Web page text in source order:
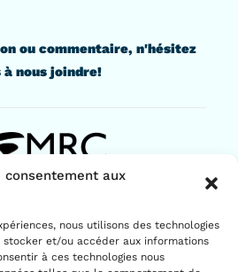
consentement aux
nous utilisons des technologies
et/ou accéder aux informations
à ces technologies nous
ou commentaire, n'hésitez
à nous joindre!
(Québec) J2B 1G6
477-2230